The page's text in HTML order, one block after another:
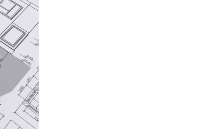
Быть Причиной Боли В Шее